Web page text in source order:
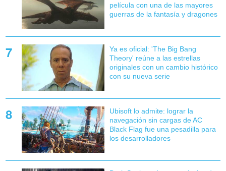
película con una de las mayores
guerras de la fantasía y dragones
Ya es oficial: 'The Big Bang
Theory' reúne a las estrellas
originales con un cambio histórico
con su nueva serie
Ubisoft lo admite: lograr la
navegación sin cargas de AC
Black Flag fue una pesadilla para
los desarrolladores